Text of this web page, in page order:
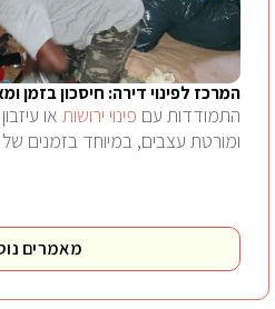
המרכז לפינוי דירה: חיסכון בזמן
התמודדות עם פינוי ירושות או
ומורטת עצבים, במיוחד בזמנים של
מאמרים